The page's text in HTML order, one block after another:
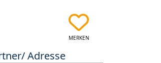
MERKEN
Adresse